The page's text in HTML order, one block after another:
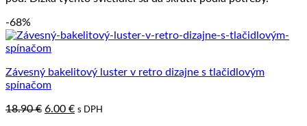
-68%
Závesný bakelitový luster v retro dizajne s tlačidlovým
spínačom
18.90€ Pôvodná
6.00 €Aktuálna
s DPH